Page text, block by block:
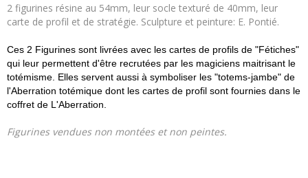
2 figurines résine au 54mm, leur socle texturé de 40mm, leur
carte de profil et de stratégie. Sculpture et peinture: E. Pontié.
Ces 2 Figurines sont livrées avec les cartes de profils de "Fétiches"
qui leur permettent d'être recrutées par les magiciens maitrisant le
totémisme. Elles servent aussi à symboliser les "totems-jambe" de
l'Aberration totémique dont les cartes de profil sont fournies dans le
coffret de L'Aberration.
Figurines vendues non montées et non peintes.